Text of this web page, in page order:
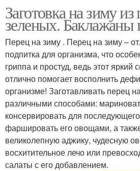
Заготовка на зиму из
зеленых. Баклажаны
Перец на зиму . Перец на зиму –
подпитка для организма, что
гриппа и простуд, ведь этот
отлично помогает восполнить
организме! Заготавливать перец
различными способами:
консервировать для
фаршировать его овощами, а
великолепную аджику, чудесную
восхитительное лечо или
салаты с его добавлением.